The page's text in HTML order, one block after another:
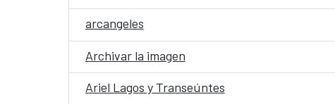
arcangeles
Archivar la imagen
Ariel Lagos y Transeúntes